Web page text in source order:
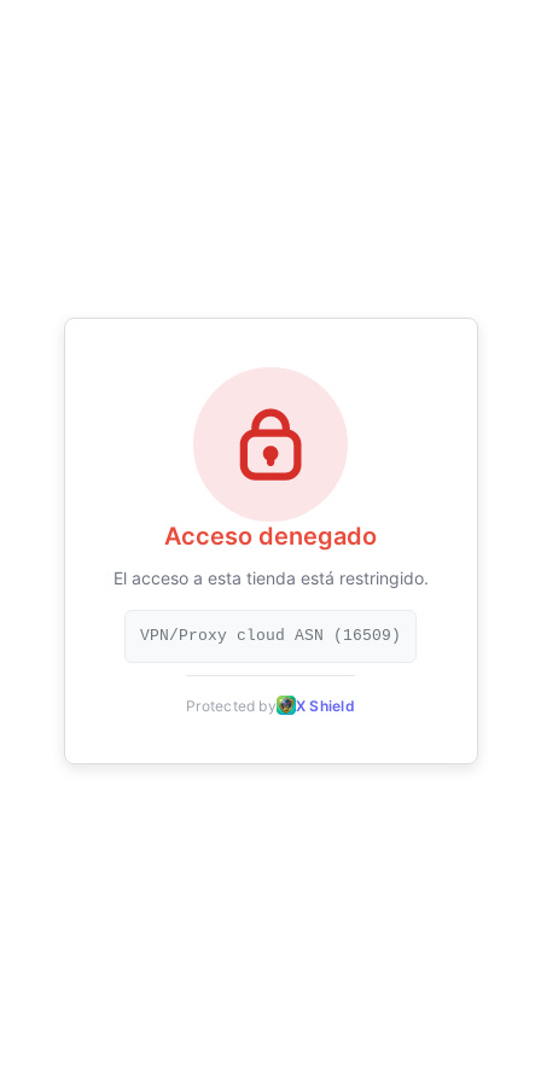
Acceso denegado
El acceso a esta tienda está restringido.
VPN/Proxy cloud ASN (16509)
Protected by X Shield